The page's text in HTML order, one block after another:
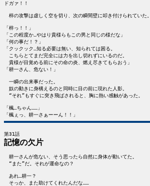
ドガァ！！
梓の攻撃は虚しく空を切り、次の瞬間壁に叩き付けられていた。
「梓っ！！」
「この程度か…やはり貴様らもこの男と同じの様だな」
「何の事だ！？」
「クックック…知る必要は無い、知られては困る。
こちらとてまだ完全には力を出し切れずにいるのだ。
貴様が目覚める前にその命の炎、燃え尽きてもらおう」
「耕一さん、危ない！」
一瞬の出来事だった。
奴の動きに身構えるのと同時に目の前に現れた人影。
“それ”もすぐに突き飛ばされると、胸に熱い感触があった。
「楓…ちゃん……」
記憶の欠片
耕一さんが危ない、そう思ったら自然に身体が動いてた。
“また”だ。それが運命なの？
あれ…耕一？
そっか、また助けてくれたんだな……